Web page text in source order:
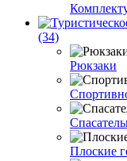
(34)
Рюкзаки
Плоские